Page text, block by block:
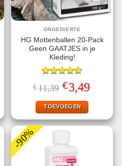
ONGEDIERTE
HG Mottenballen 20-Pack
Geen GAATJES in je
Kleding!
Gewaardeerd
4.63uit 5
€11,39 Oorspronkelijke
prijs
was:
€11,39.
€3,49Huidige
prijs
TOEVOEGEN
-90%